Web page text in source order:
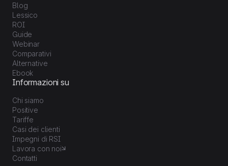
Blog
Lessico
ROI
Guide
Webinar
Comparativi
Alternative
Ebook
Informazioni su
Chi siamo
Positive
Tariffe
Casi dei clienti
Impegni di RSI
Lavora con noi
Contatti